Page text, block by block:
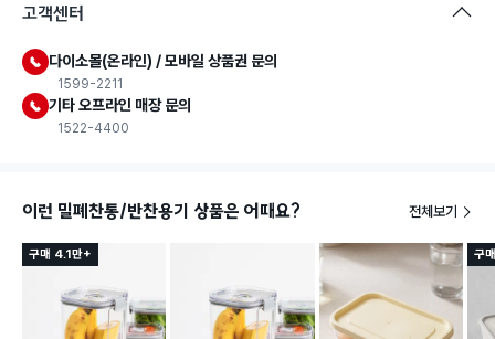
고객센터
다이소몰(온라인) / 모바일 상품권 문의
1599-2211
기타 오프라인 매장 문의
1522-4400
이런 밀폐찬통/반찬용기 상품은 어때요? 전체보기
구매 4.1만+ 구